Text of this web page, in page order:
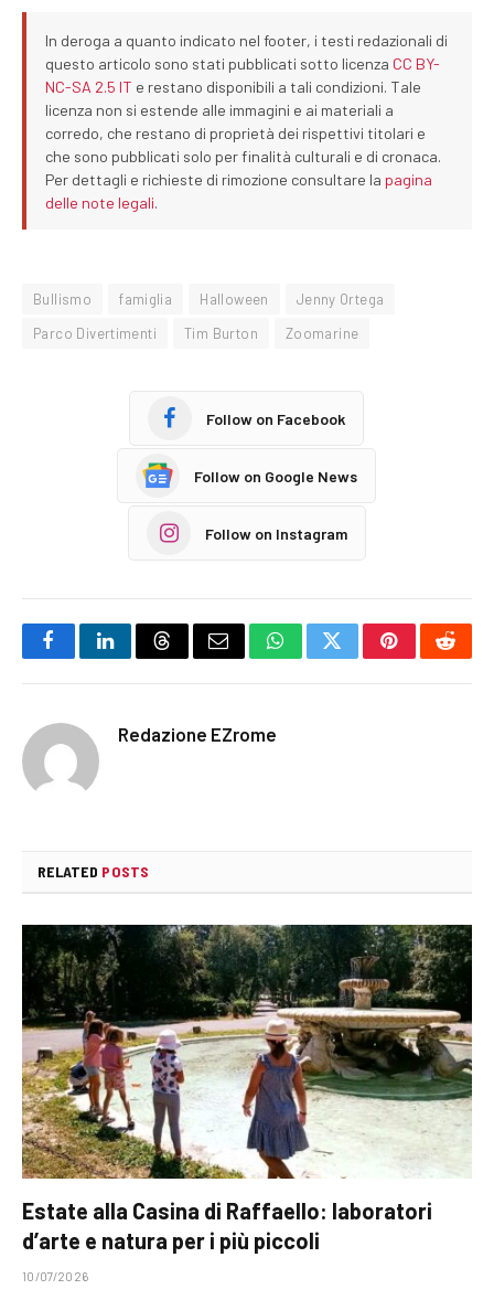
In deroga a quanto indicato nel footer, i testi redazionali di
questo articolo sono stati pubblicati sotto licenza CC BY-
NC-SA 2.5 IT e restano disponibili a tali condizioni. Tale
licenza non si estende alle immagini e ai materiali a
corredo, che restano di proprietà dei rispettivi titolari e
che sono pubblicati solo per finalità culturali e di cronaca.
Per dettagli e richieste di rimozione consultare la pagina
delle note legali.
Bullismo famiglia Halloween
Jenny Ortega
Parco Divertimenti
Tim Burton Zoomarine
Follow on Facebook
Follow on Google News
Follow on Instagram
FacebookLinkedInThreadsEmail WhatsAppTwitterPinterest
Redazione EZrome
RELATED POSTS
Estate alla Casina di Raffaello: laboratori
d’arte e natura per i più piccoli
10/07/2026